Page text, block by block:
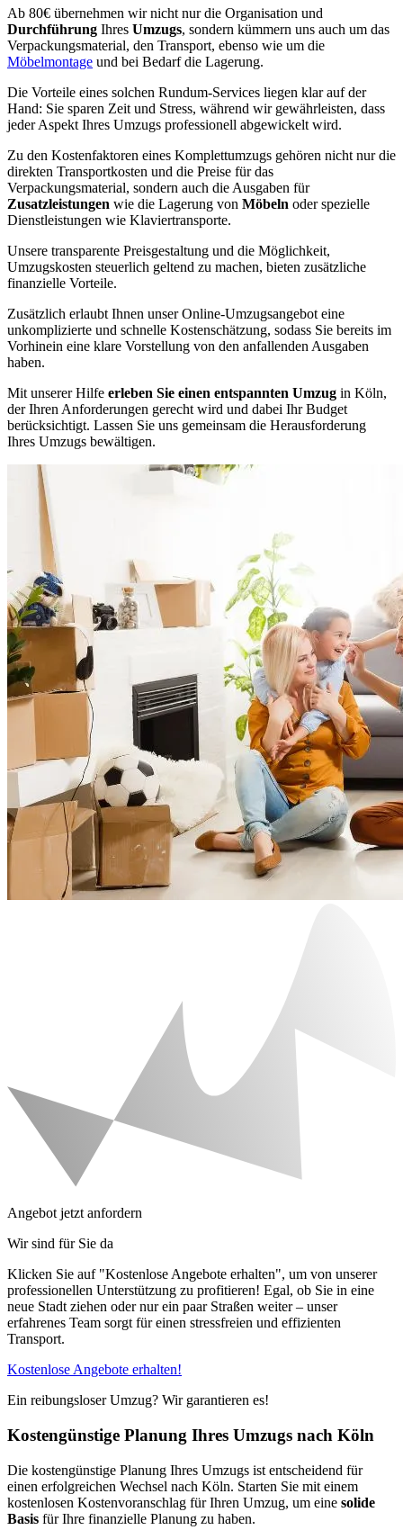
Ab 80€ übernehmen wir nicht nur die Organisation und
Durchführung Ihres Umzugs, sondern kümmern uns auch um das
Verpackungsmaterial, den Transport, ebenso wie um die
Möbelmontage und bei Bedarf die Lagerung.
Die Vorteile eines solchen Rundum-Services liegen klar auf der
Hand: Sie sparen Zeit und Stress, während wir gewährleisten, dass
jeder Aspekt Ihres Umzugs professionell abgewickelt wird.
Zu den Kostenfaktoren eines Komplettumzugs gehören nicht nur die
direkten Transportkosten und die Preise für das
Verpackungsmaterial, sondern auch die Ausgaben für
Zusatzleistungen wie die Lagerung von Möbeln oder spezielle
Dienstleistungen wie Klaviertransporte.
Unsere transparente Preisgestaltung und die Möglichkeit,
Umzugskosten steuerlich geltend zu machen, bieten zusätzliche
finanzielle Vorteile.
Zusätzlich erlaubt Ihnen unser Online-Umzugsangebot eine
unkomplizierte und schnelle Kostenschätzung, sodass Sie bereits im
Vorhinein eine klare Vorstellung von den anfallenden Ausgaben
haben.
Mit unserer Hilfe erleben Sie einen entspannten Umzug in Köln,
der Ihren Anforderungen gerecht wird und dabei Ihr Budget
berücksichtigt. Lassen Sie uns gemeinsam die Herausforderung
Ihres Umzugs bewältigen.
Angebot jetzt anfordern
Wir sind für Sie da
Klicken Sie auf "Kostenlose Angebote erhalten", um von unserer
professionellen Unterstützung zu profitieren! Egal, ob Sie in eine
neue Stadt ziehen oder nur ein paar Straßen weiter – unser
erfahrenes Team sorgt für einen stressfreien und effizienten
Transport.
Kostenlose Angebote erhalten!
Ein reibungsloser Umzug? Wir garantieren es!
Kostengünstige Planung Ihres Umzugs nach Köln
Die kostengünstige Planung Ihres Umzugs ist entscheidend für
einen erfolgreichen Wechsel nach Köln. Starten Sie mit einem
kostenlosen Kostenvoranschlag für Ihren Umzug, um eine solide
Basis für Ihre finanzielle Planung zu haben.